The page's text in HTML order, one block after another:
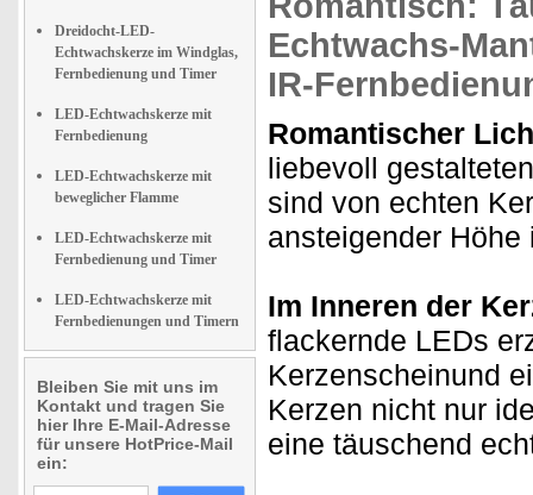
Dreidocht-LED-
Echtwachskerze im Windglas,
Fernbedienung und Timer
LED-Echtwachskerze mit
Fernbedienung
LED-Echtwachskerze mit
beweglicher Flamme
LED-Echtwachskerze mit
Fernbedienung und Timer
LED-Echtwachskerze mit
Fernbedienungen und Timern
Bleiben Sie mit uns im
Kontakt und tragen Sie
hier Ihre E-Mail-Adresse
für unsere HotPrice-Mail
ein:
Echtwachs-
IR-
Romantischer
liebevoll
sind von echten
ansteigender
Im Inneren der
flackernde LEDs
Kerzenscheinund
Kerzen nicht nur
eine täuschend